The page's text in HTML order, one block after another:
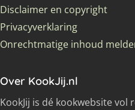
Disclaimer en copyright
Privacyverklaring
Onrechtmatige inhoud
Over KookJij.nl
KookJij is dé kookwebsite